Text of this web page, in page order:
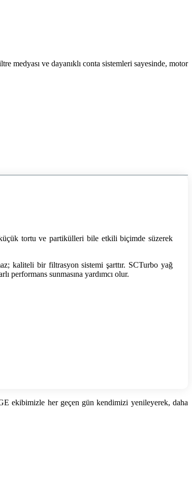
medyası ve dayanıklı conta sistemleri sayesinde, motor
tortu ve partikülleri bile etkili biçimde süzerek
kaliteli bir filtrasyon sistemi şarttır. SCTurbo yağ
performans sunmasına yardımcı olur.
ekibimizle her geçen gün kendimizi yenileyerek, daha